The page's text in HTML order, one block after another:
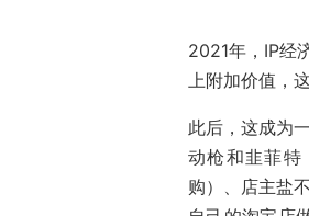
2021年，IP经
上附加价值，
此后，这成为
动枪和韭菲特
购）、店主盐